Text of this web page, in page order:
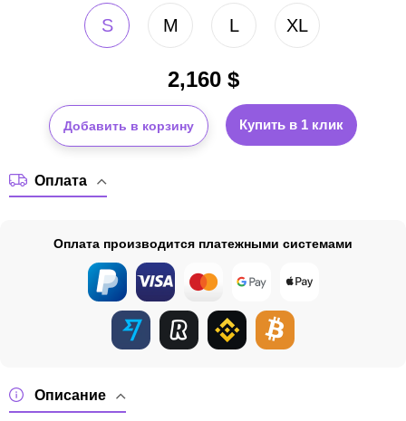
S M L XL
2,160$
Добавить в корзину Купить в 1 клик
Описание
Оплата
Оплата производится платежными системами